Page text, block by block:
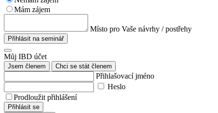
Mám zájem
Místo pro Vaše návrhy / postřehy
Přihlásit na seminář
Můj IBD účet
Jsem členem Chci se stát členem
Přihlašovací jméno
Heslo
Prodloužit přihlášení
Přihlásit se